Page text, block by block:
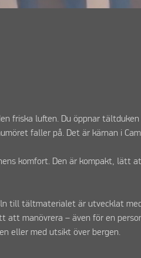
friska luften. Du öppnar
faller på. Det är kärnan i
komfort. Den är kompakt, lätt
till tältmaterialet är utvecklat
att manövrera – även för en
eller med utsikt över bergen.